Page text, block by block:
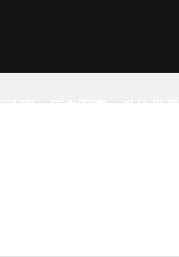
地理 历史军事 动物世界